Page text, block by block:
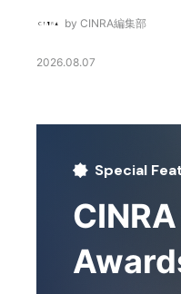
by CINRA編集部
2026.08.07
Special